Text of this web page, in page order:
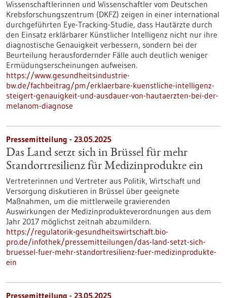
Wissenschaftlerinnen und Wissenschaftler vom Deutschen
Krebsforschungszentrum (DKFZ) zeigen in einer international
durchgeführten Eye-Tracking-Studie, dass Hautärzte durch
den Einsatz erklärbarer Künstlicher Intelligenz nicht nur ihre
diagnostische Genauigkeit verbessern, sondern bei der
Beurteilung herausfordernder Fälle auch deutlich weniger
Ermüdungserscheinungen aufweisen.
https://www.gesundheitsindustrie-
bw.de/fachbeitrag/pm/erklaerbare-kuenstliche-intelligenz-
steigert-genauigkeit-und-ausdauer-von-hautaerzten-bei-der-
melanom-diagnose
Pressemitteilung - 23.05.2025
Das Land setzt sich in Brüssel für mehr
Standortresilienz für Medizinprodukte ein
Vertreterinnen und Vertreter aus Politik, Wirtschaft und
Versorgung diskutieren in Brüssel über geeignete
Maßnahmen, um die mittlerweile gravierenden
Auswirkungen der Medizinprodukteverordnungen aus dem
Jahr 2017 möglichst zeitnah abzumildern.
https://regulatorik-gesundheitswirtschaft.bio-
pro.de/infothek/pressemitteilungen/das-land-setzt-sich-
bruessel-fuer-mehr-standortresilienz-fuer-medizinprodukte-
ein
Pressemitteilung - 23.05.2025